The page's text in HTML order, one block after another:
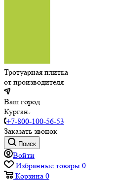
Тротуарная плитка
от производителя
Ваш город
Курган
+7-800-100-56-53
Заказать звонок
Поиск
Войти
Избранные товары 0
Корзина 0